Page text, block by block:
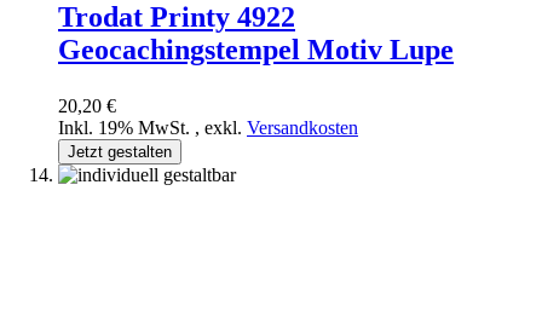
Trodat Printy 4922
Geocachingstempel Motiv Lupe
20,20 €
Inkl. 19% MwSt. , exkl. Versandkosten
Jetzt gestalten